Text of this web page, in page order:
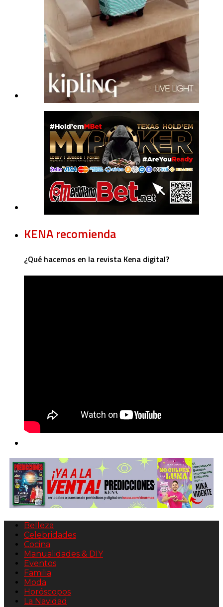
KENA recomienda
¿Qué hacemos en la revista Kena digital?
Belleza
Celebridades
Cocina
Manualidades & DIY
Eventos
Familia
Moda
Horóscopos
La Navidad